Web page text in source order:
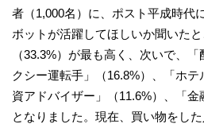
者（1,000名）に、ポスト平成時代
ボットが活躍してほしいか聞いたと
（33.3%）が最も高く、次いで、
クシー運転手」（16.8%）、「ホ
資アドバイザー」（11.6%）、「金
となりました。現在、買い物をし